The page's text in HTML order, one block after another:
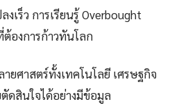
เร็ว การเรียนรู้ Overbought
องการก้าวทันโลก
ยศาสตร์ทั้งเทคโนโลยี เศรษฐกิจ
ตัดสินใจได้อย่างมีข้อมูล